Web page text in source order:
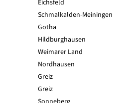
Eichsfeld
Schmalkalden-Meiningen
Gotha
Hildburghausen
Weimarer Land
Nordhausen
Greiz
Greiz